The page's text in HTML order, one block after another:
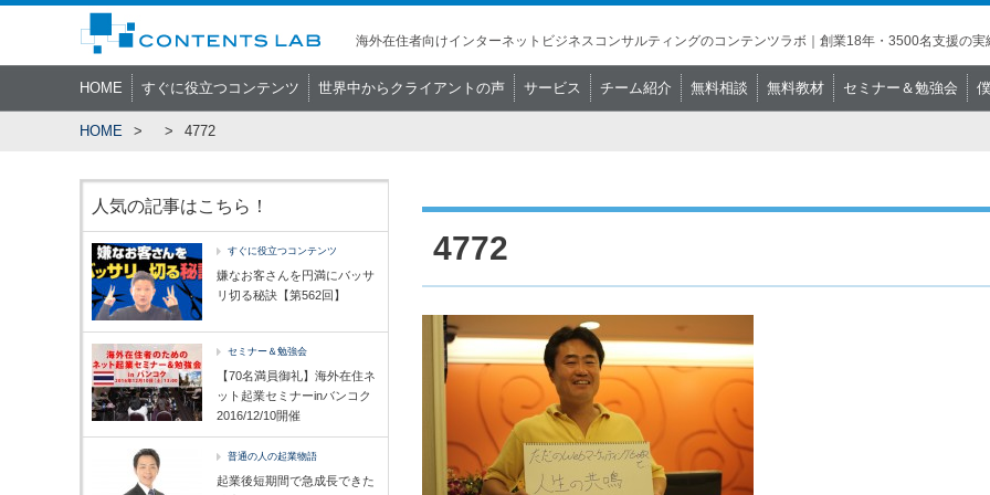
海外在住者向けインターネットビジネスコンサルティングのコンテンツラボ｜創業18年・3500名支援の実
HOME すぐに役立つコンテンツ 世界中からクライアントの声 サービス チーム紹介 無料相談 無料教材 セミナー＆勉強会
HOME 4772
4772
人気の記事はこちら！
すぐに役立つコンテンツ
嫌なお客さんを円満にバッサ
リ切る秘訣【第562回】
セミナー＆勉強会
【70名満員御礼】海外在住ネ
ット起業セミナーinバンコク
2016/12/10開催
普通の人の起業物語
起業後短期間で急成長できた